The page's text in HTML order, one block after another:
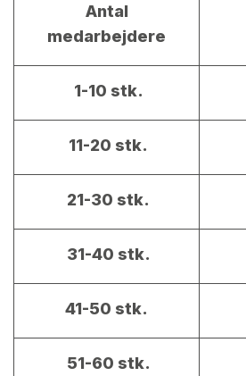
Antal
medarbejdere
1-10 stk.
11-20 stk.
21-30 stk.
31-40 stk.
41-50 stk.
51-60 stk.